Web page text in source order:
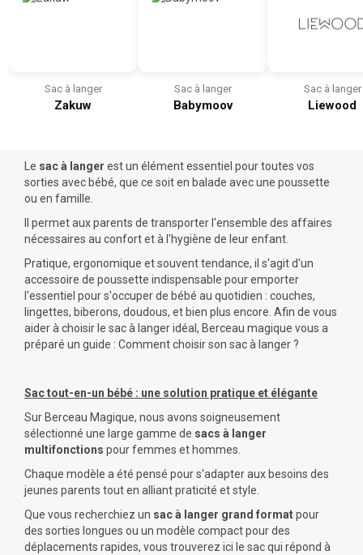
Sac à langer
Zakuw
Sac à langer
Babymoov
Sac à langer
Liewood
Le sac à langer est un élément essentiel pour toutes vos
sorties avec bébé, que ce soit en balade avec une poussette
ou en famille.
Il permet aux parents de transporter l'ensemble des affaires
nécessaires au confort et à l'hygiène de leur enfant.
Pratique, ergonomique et souvent tendance, il s'agit d'un
accessoire de poussette indispensable pour emporter
l'essentiel pour s'occuper de bébé au quotidien : couches,
lingettes, biberons, doudous, et bien plus encore. Afin de vous
aider à choisir le sac à langer idéal, Berceau magique vous a
préparé un guide : Comment choisir son sac à langer ?
Sac tout-en-un bébé : une solution pratique et élégante
Sur Berceau Magique, nous avons soigneusement
sélectionné une large gamme de sacs à langer
multifonctions pour femmes et hommes.
Chaque modèle a été pensé pour s'adapter aux besoins des
jeunes parents tout en alliant praticité et style.
Que vous recherchiez un sac à langer grand formatpour
des sorties longues ou un modèle compact pour des
déplacements rapides, vous trouverez ici le sac qui répond à